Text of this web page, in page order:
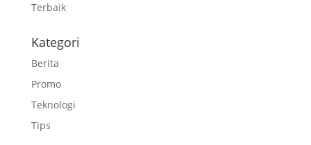
Terbaik
Kategori
Berita
Promo
Teknologi
Tips